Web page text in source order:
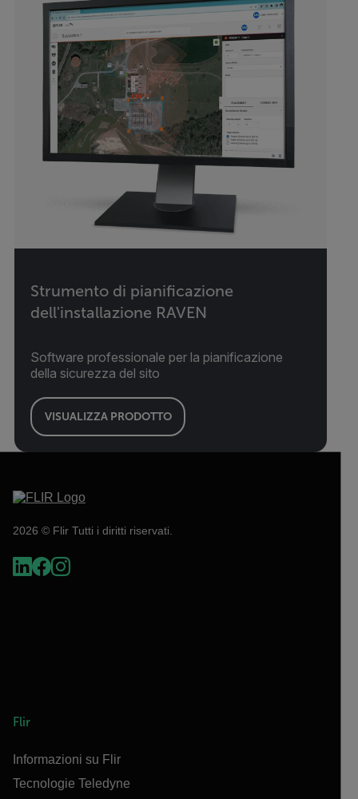
Strumento di pianificazione
dell'installazione RAVEN
Software professionale per la pianificazione
della sicurezza del sito
VISUALIZZA PRODOTTO
2026 © Flir Tutti i diritti riservati.
Flir
Informazioni su Flir
Tecnologie Teledyne